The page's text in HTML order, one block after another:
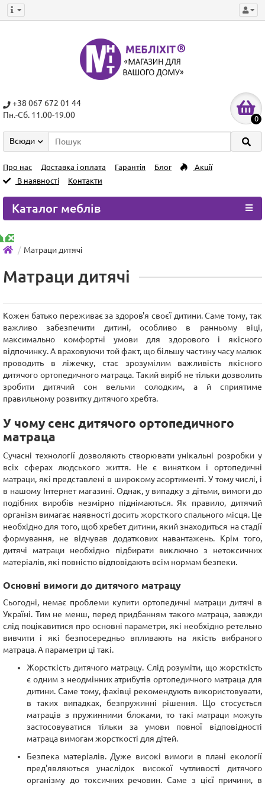
+38 067 672 01 44
Пн.-Сб. 11.00-19.00
0
Всюди
Про нас Доставка і оплата Гарантія Блог
Акції
В наявності
Контакти
Каталог меблів
Матраци дитячі
Матраци дитячі
Кожен батько переживає за здоров'я своєї дитини. Саме тому, так
важливо забезпечити дитині, особливо в ранньому віці,
максимально комфортні умови для здорового і якісного
відпочинку. А враховуючи той факт, що більшу частину часу малюк
проводить в ліжечку, стає зрозумілим важливість якісного
дитячого ортопедичного матраца. Такий виріб не тільки дозволить
зробити дитячий сон вельми солодким, а й сприятиме
правильному розвитку дитячого хребта.
У чому сенс дитячого ортопедичного
матраца
Сучасні технології дозволяють створювати унікальні розробки у
всіх сферах людського життя. Не є винятком і ортопедичні
матраци, які представлені в широкому асортименті. У тому числі, і
в нашому Інтернет магазині. Однак, у випадку з дітьми, вимоги до
подібних виробів незмірно піднімаються. Як правило, дитячий
організм вимагає наявності досить жорсткого спального місця. Це
необхідно для того, щоб хребет дитини, який знаходиться на стадії
формування, не відчував додаткових навантажень. Крім того,
дитячі матраци необхідно підбирати виключно з нетоксичних
матеріалів, які повністю відповідають всім нормам безпеки.
Основні вимоги до дитячого матрацу
Сьогодні, немає проблеми купити ортопедичні матраци дитячі в
Україні. Тим не менш, перед придбанням такого матраца, завжди
слід поцікавитися про основні параметри, які необхідно ретельно
вивчити і які безпосередньо впливають на якість вибраного
матраца. А параметри ці такі.
Жорсткість дитячого матрацу. Слід розуміти, що жорсткість
є одним з неодмінних атрибутів ортопедичного матраца для
дитини. Саме тому, фахівці рекомендують використовувати,
в таких випадках, безпружинні рішення. Що стосується
матраців з пружинними блоками, то такі матраци можуть
застосовуватися тільки за умови повної відповідності
матраца вимогам жорсткості для дітей.
Безпека матеріалів. Дуже високі вимоги в плані екології
пред'являються унаслідок високої чутливості дитячого
організму до токсичних речовин. Саме з цієї причини, в